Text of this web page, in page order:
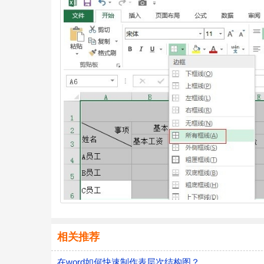
相关推荐
在word如何快速制作表层次结构图？